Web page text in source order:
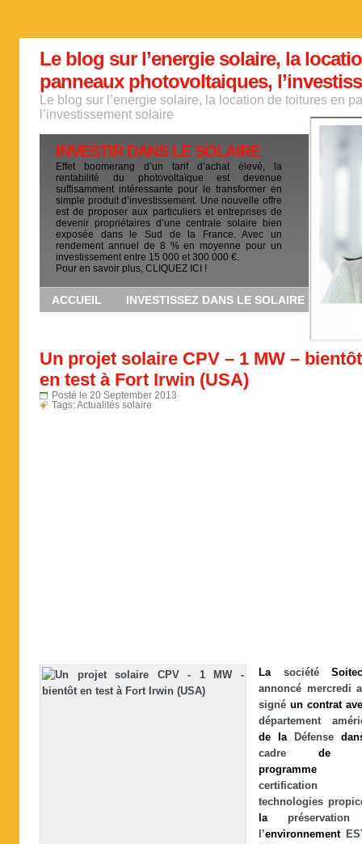
Le blog sur l’energie solaire, la
panneaux photovoltaiques,
Le blog sur l’energie solaire, la location de toitures en
l’investissement solaire
INVESTIR DANS LE SOLAIRE
Effet boomerang d’un tarif d’achat élevé, la
rentabilité du photovoltaïque est devenue
suffisamment intéressante pour le transformer en
simple produit d’investissement. Une nouvelle offre
est de proposer aux particuliers et entreprises de
devenir propriétaires d’une centrale solaire bien
exposée dans le Sud de la France. Avec un
rendement annuel de 8 % en moyenne pour un
investissement entre 15 000 et 300 000 €.
Pour en savoir plus, CLIQUEZ ICI !
ACCUEIL INVESTISSEZ DANS LE SOLAIRE
Un projet solaire CPV – 1 MW – bientôt
en test à Fort Irwin (USA)
Posté le 20 September 2013
Tags:Actualités solaire
Lasociété
annoncé mercredi
signé un contrat
département
de
laDéfense
cadre de
programme
technologies
la
l’environnement